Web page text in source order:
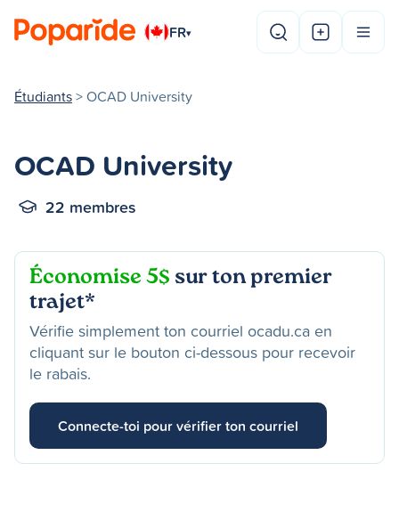
FR▾
Étudiants> OCAD University
OCAD University
22 membres
Économise 5$ sur ton premier
trajet*
Vérifie simplement ton courriel ocadu.ca en
cliquant sur le bouton ci-dessous pour recevoir
le rabais.
Connecte-toi pour vérifier ton courriel